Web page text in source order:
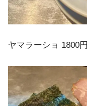
ヤマラーショ 1800円